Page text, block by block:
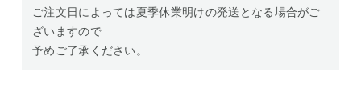
ご注文日によっては夏季休業明けの発送となる場合がご
ざいますので
予めご了承ください。